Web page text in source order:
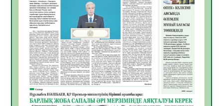
Көкжөтел ауруы туралы
06.08.2026
51
АПВ вакцинасы туралы мәлімет
06.08.2026
49
Open Air: Қызылорда облысы полиция
департаменті 20 мыңнан астам
көрерменнің қауіпсіздігін қамтамасыз етті